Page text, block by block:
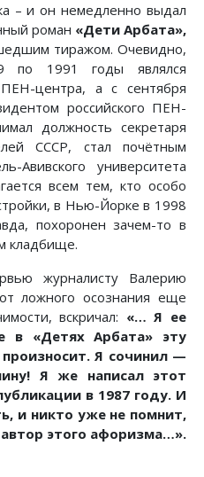
– и он немедленно выдал
роман «Дети Арбата»,
тиражом. Очевидно,
1991 годы являлся
ПЕН-центра, а с сентября
российского ПЕН-
должность секретаря
СССР, стал почётным
Авивского университета
всем тем, кто особо
в Нью-Йорке в 1998
похоронен зачем-то в
кладбище.
журналисту Валерию
ложного осознания еще
вскричал: «… Я ее
в «Детях Арбата» эту
Я сочинил —
Я же написал этот
в 1987 году. И
и никто уже не помнит,
этого афоризма…».